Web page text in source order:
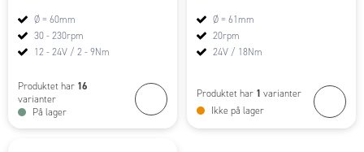
Ø = 60mm
30 - 230rpm
12 - 24V / 2 - 9Nm
Produktet har 16
varianter
På lager
Ø = 61mm
20rpm
24V / 18Nm
Produktet har 1 varianter
Ikke på lager